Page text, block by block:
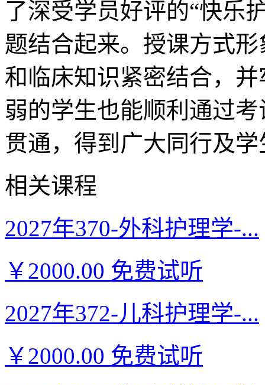
了深受学员好评的“快乐
题结合起来。授课方式
和临床知识紧密结合，
弱的学生也能顺利通过
贯通，得到广大同行及
相关课程
2027年370-外科护理学-...
￥2000.00 免费试听
2027年372-儿科护理学-...
￥2000.00 免费试听